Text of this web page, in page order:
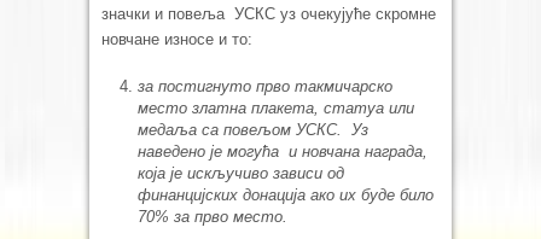
значки и повеља УСКС уз очекујуће скромне
новчане износе и то:
за постигнуто прво такмичарско
место златна плакета, статуа или
медаља са повељом УСКС. Уз
наведено је могућа и новчана награда,
која је искључиво зависи од
финанцијских донација ако их буде било
70% за прво место.